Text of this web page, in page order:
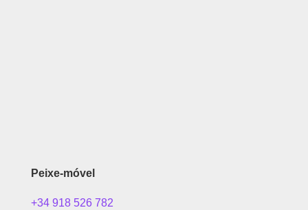
Peixe-móvel
+34 918 526 782